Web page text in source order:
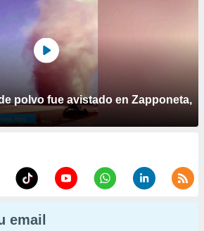
polvo fue avistado en Zapponeta,
email